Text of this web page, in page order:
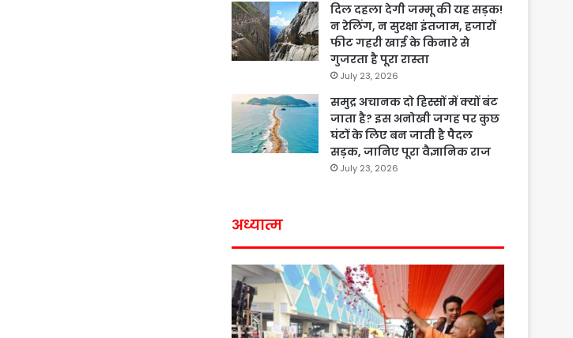
दिल दहला देगी जम्मू की यह सड़क!
न रेलिंग, न सुरक्षा इंतजाम, हजारों
फीट गहरी खाई के किनारे से
गुजरता है पूरा रास्ता
July 23, 2026
समुद्र अचानक दो हिस्सों में क्यों बंट
जाता है? इस अनोखी जगह पर कुछ
घंटों के लिए बन जाती है पैदल
सड़क, जानिए पूरा वैज्ञानिक राज
July 23, 2026
अध्यात्म